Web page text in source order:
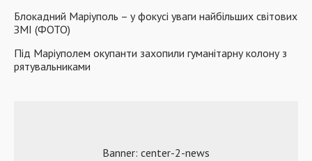
Блокадний Маріуполь – у фокусі уваги найбільших світових
ЗМІ (ФОТО)
Під Маріуполем окупанти захопили гуманітарну колону з
рятувальниками